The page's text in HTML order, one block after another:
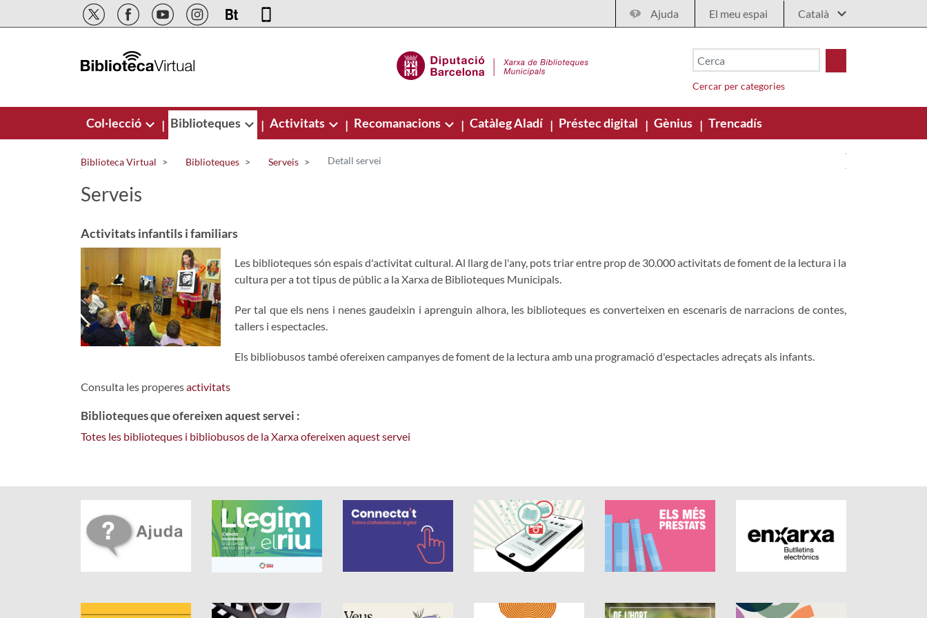
Salta al contingut principal Ajuda El meu espai
Cercar per categories
Col·lecció | Biblioteques | Activitats | Recomanacions | Catàleg Aladí | Préstec digital | Gènius | Trencadís
Biblioteca Virtual Biblioteques Serveis Detall servei
Serveis
Activitats infantils i familiars
Les biblioteques són espais d'activitat cultural. Al llarg de l'any, pots triar entre prop de 30.000 activitats de foment de la lectura i la
cultura per a tot tipus de públic a la Xarxa de Biblioteques Municipals.
Per tal que els nens i nenes gaudeixin i aprenguin alhora, les biblioteques es converteixen en escenaris de narracions de contes,
tallers i espectacles.
Els bibliobusos també ofereixen campanyes de foment de la lectura amb una programació d'espectacles adreçats als infants.
Consulta les properesactivitats
Biblioteques que ofereixen aquest servei :
Totes les biblioteques i bibliobusos de la Xarxa ofereixen aquest servei